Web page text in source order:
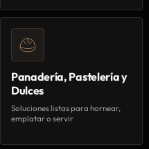
Panadería, Pastelería y
Dulces
Soluciones listas para hornear,
emplatar o servir